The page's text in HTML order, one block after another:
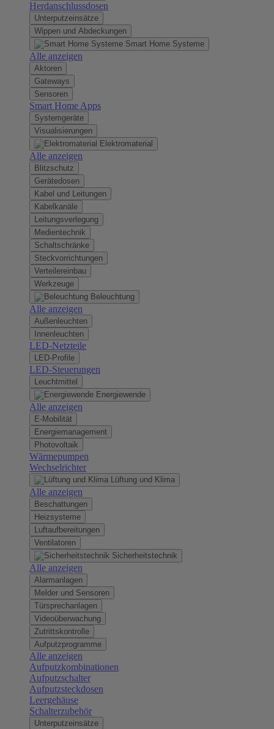
Herdanschlussdosen
Unterputzeinsätze
Wippen und Abdeckungen
Smart Home Systeme
Alle anzeigen
Aktoren
Gateways
Sensoren
Smart Home Apps
Systemgeräte
Visualisierungen
Elektromaterial
Alle anzeigen
Blitzschutz
Gerätedosen
Kabel und Leitungen
Kabelkanäle
Leitungsverlegung
Medientechnik
Schaltschränke
Steckvorrichtungen
Verteilereinbau
Werkzeuge
Beleuchtung
Alle anzeigen
Außenleuchten
Innenleuchten
LED-Netzteile
LED-Profile
LED-Steuerungen
Leuchtmittel
Energiewende
Alle anzeigen
E-Mobilität
Energiemanagement
Photovoltaik
Wärmepumpen
Wechselrichter
Lüftung und Klima
Alle anzeigen
Beschattungen
Heizsysteme
Luftaufbereitungen
Ventilatoren
Sicherheitstechnik
Alle anzeigen
Alarmanlagen
Melder und Sensoren
Türsprechanlagen
Videoüberwachung
Zutrittskontrolle
Aufputzprogramme
Alle anzeigen
Aufputzkombinationen
Aufputzschalter
Aufputzsteckdosen
Leergehäuse
Schalterzubehör
Unterputzeinsätze